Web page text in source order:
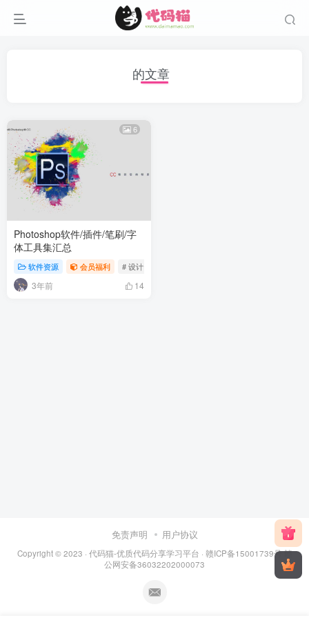
的文章
6
Photoshop软件/插件/笔刷/字
体工具集汇总
软件资源 会员福利 # 设计资源
3年前 14
免责声明 用户协议
Copyright © 2023 · 代码猫-优质代码分享学习平台 · 赣ICP备15001739号赣
公网安备36032202000073